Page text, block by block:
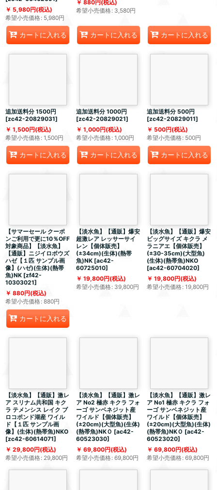
5,980円(税込)
希望小売価格: 5,980円
カートに入れる
880円 (税込)
希望小売価格: 3,580円
カートに入れる カートに入れる
追加送料分 1500円
[zc42-20829031]
1,500円(税込)
希望小売価格: 1,500円
カートに入れる
追加送料分 1000円
[zc42-20829021]
1,000円(税込)
希望小売価格: 1,000円
カートに入れる
追加送料分 500円
[zc42-20829011]
500円(税込)
希望小売価格 : 500円
カートに入れる
【サマーセール クーポ
ンご利用で更に10％OFF
対象商品】【淡水魚】
【通販】ニジイロボウズ
ハゼ【１匹 サンプル画
像】(ハゼ)(生体)(熱帯
魚)NK [zf42-
10303021]
880円(税込)
希望小売価格: 880円
カートに入れる
【淡水魚】【通販】爆安
超激レア レッサーサイ
レン【個体販売】
(±34cm)(生体)(熱帯
魚)NK [ac42-
60725010]
19,800円(税込)
希望小売価格: 39,800円
【淡水魚】【通販】爆安
ビッグサイズ キクラ メ
ラニアエ【個体販売】
(±30-35cm)(大型魚)
(生体)(熱帯魚)NKO
[ac42-60704020]
19,800円(税込)
希望小売価格: 19,800円
【淡水魚】【通販】激レ
ア スリナム共和国 キク
ラ テメンシス レイク ブ
ロコポンド湖産 ワイル
ド【１匹 サンプル画
像】(生体)(熱帯魚)NKO
[zc42-60614071]
29,800円(税込)
希望小売価格: 29,800円
【淡水魚】【通販】激レ
ア No2 極赤 キクラ フォ
ーゴ サンベネジット産
ワイルド【個体販売】
(±20cm)(大型魚)(生体)
(熱帯魚)NKＯ [ac42-
60523030]
69,800円(税込)
希望小売価格: 69,800円
【淡水魚】【通販】激レ
ア No1 極赤 キクラ フォ
ーゴ サンベネジット産
ワイルド【個体販売】
(±20cm)(大型魚)(生体)
(熱帯魚)NKＯ [ac42-
60523020]
69,800円(税込)
希望小売価格: 69,800円